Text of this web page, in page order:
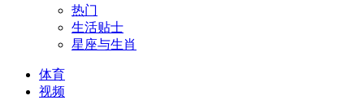
热门
生活贴士
星座与生肖
体育
视频